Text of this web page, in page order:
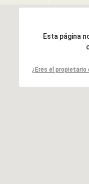
Esta página
¿Eres el
Esta página
¿Eres el